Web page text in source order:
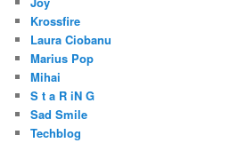
Krossfire
Laura Ciobanu
Marius Pop
Mihai
S t a R iN G
Sad Smile
Techblog